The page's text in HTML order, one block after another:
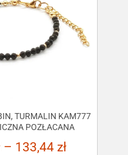
TURMALIN KAM777
POZŁACANA
– 133,44 zł